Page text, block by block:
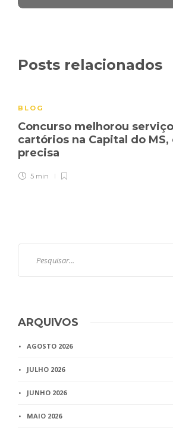
Posts relacionados
BLOG
Concurso melhorou
cartórios na Capital do
precisa
5 min
ARQUIVOS
AGOSTO 2026
JULHO 2026
JUNHO 2026
MAIO 2026